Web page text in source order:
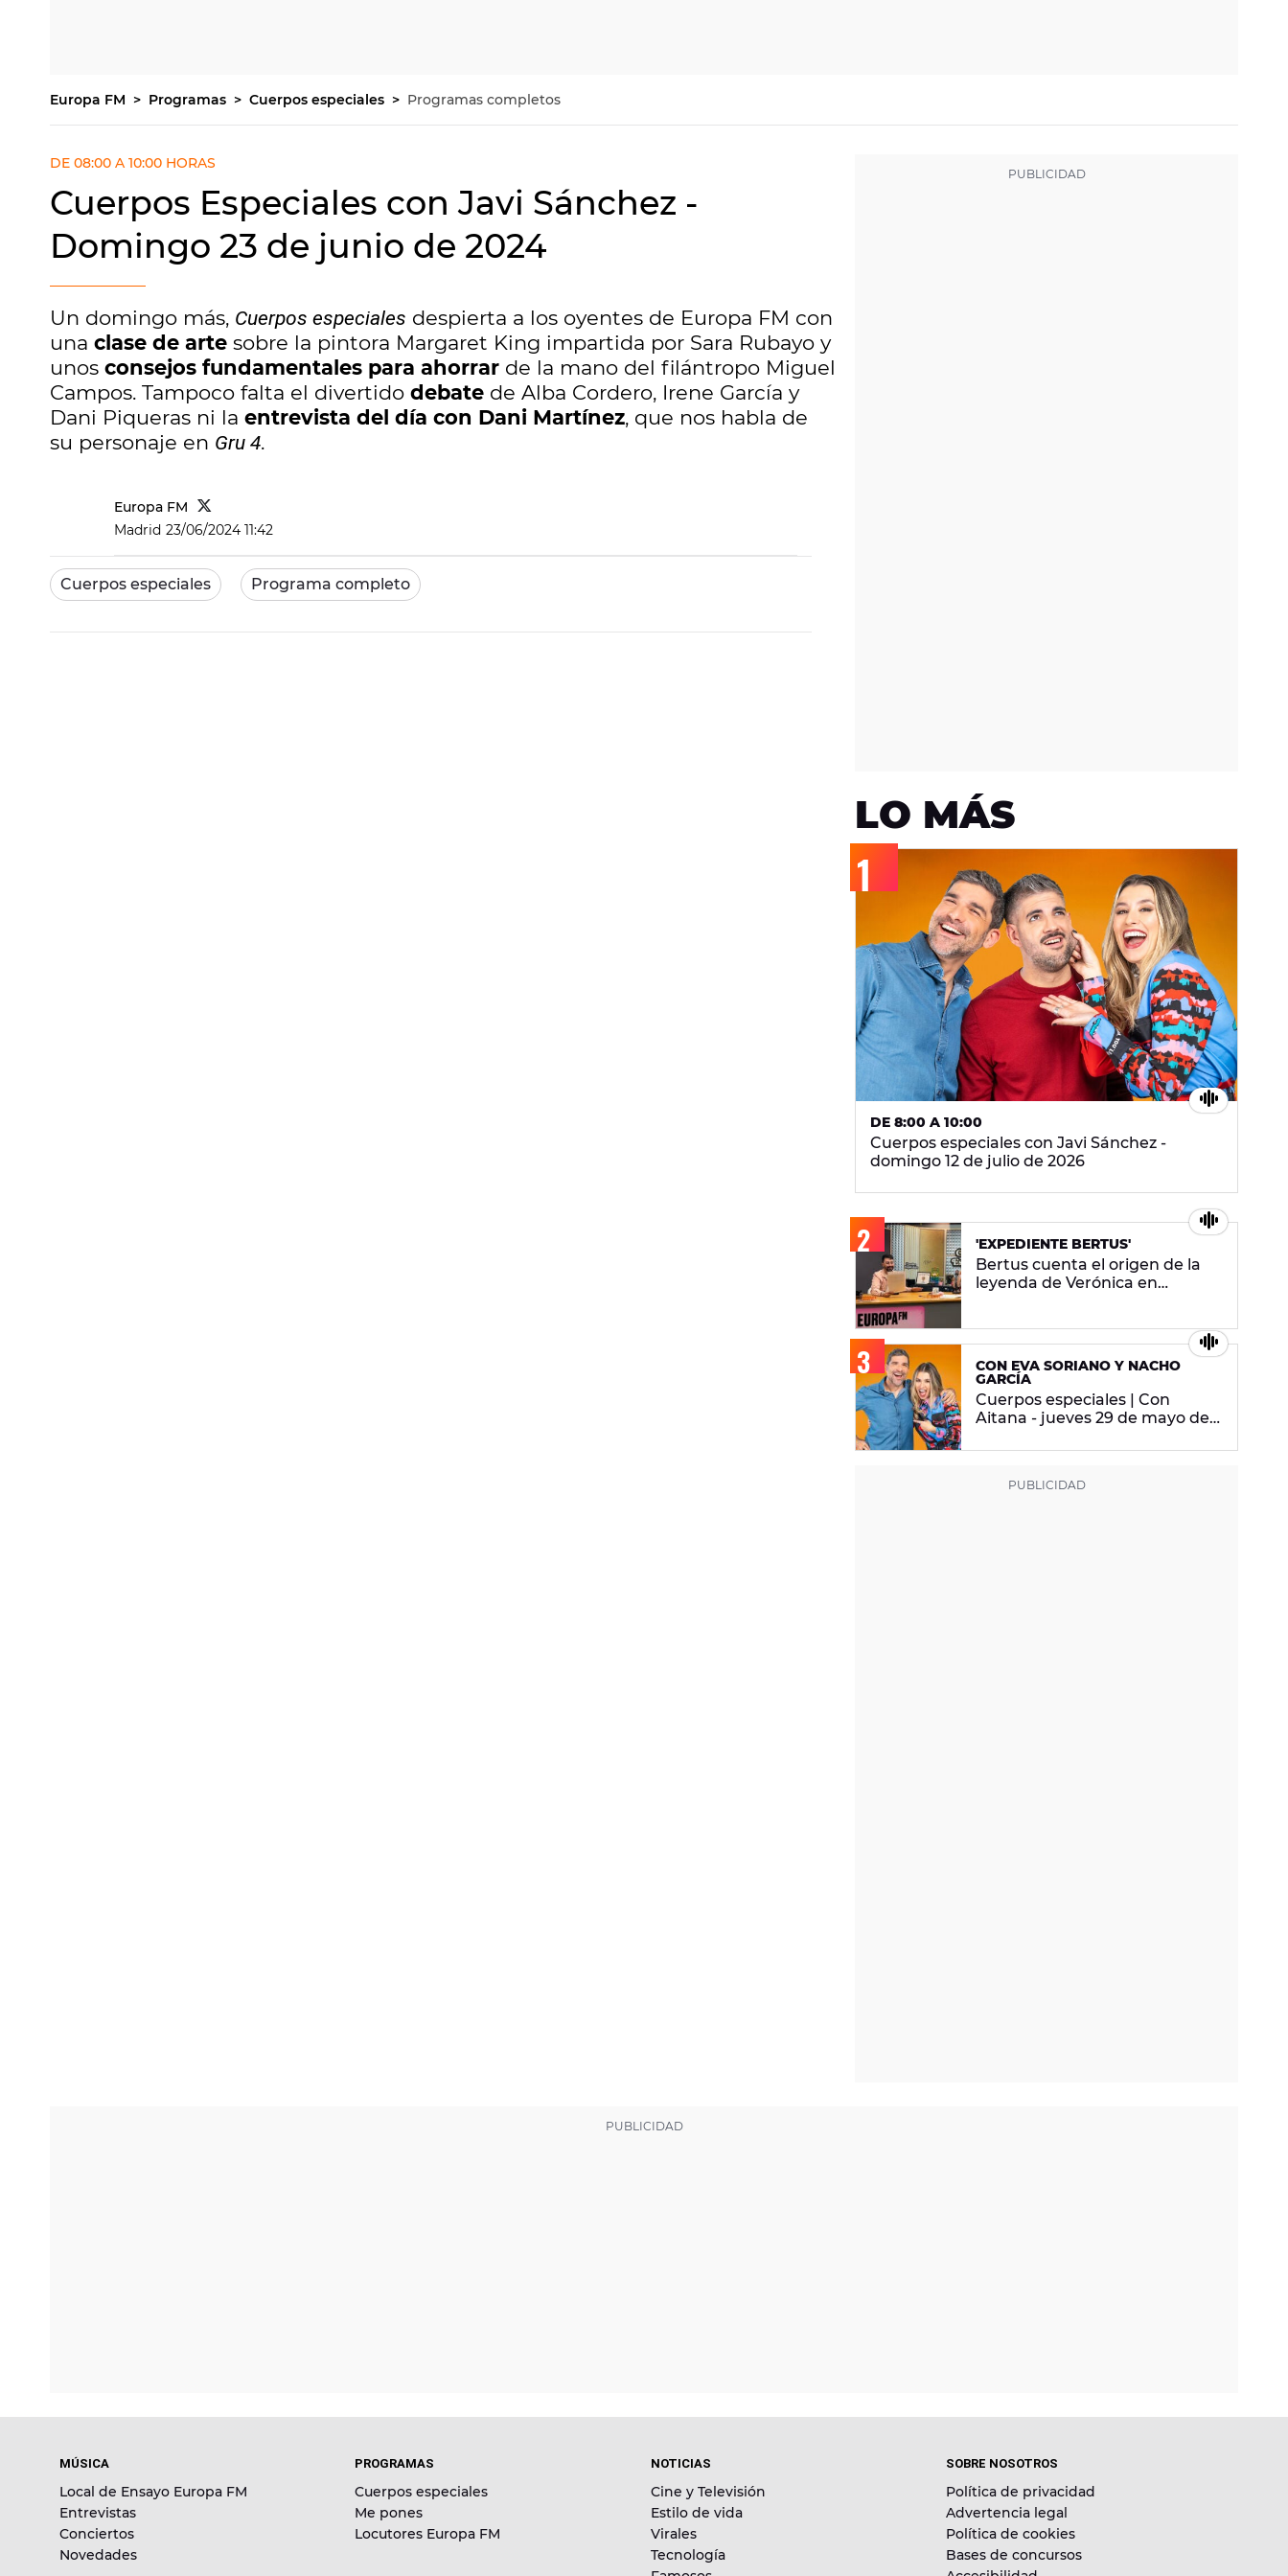
Europa FM Programas Cuerpos especiales Programas completos
DE 08:00 A 10:00 HORAS
Cuerpos Especiales con Javi Sánchez -
Domingo 23 de junio de 2024
Un domingo más, Cuerpos especiales despierta a los oyentes de Europa FM con
una clase de arte sobre la pintora Margaret King impartida por Sara Rubayo y
unos consejos fundamentales para ahorrar de la mano del filántropo Miguel
Campos. Tampoco falta el divertido debate de Alba Cordero, Irene García y
Dani Piqueras ni la entrevista del día con Dani Martínez, que nos habla de
su personaje en Gru 4.
Europa FM
Madrid 23/06/2024 11:42
Cuerpos especiales Programa completo
LO MÁS
DE 8:00 A 10:00
Cuerpos especiales con Javi Sánchez -
domingo 12 de julio de 2026
'EXPEDIENTE BERTUS'
Bertus cuenta el origen de la
leyenda de Verónica en
CON EVA SORIANO Y NACHO
GARCÍA
Cuerpos especiales | Con
Aitana - jueves 29 de mayo de
MÚSICA
Local de Ensayo Europa FM
Entrevistas
Conciertos
Novedades
PROGRAMAS
Cuerpos especiales
Me pones
Locutores Europa FM
NOTICIAS
Cine y Televisión
Estilo de vida
Virales
Tecnología
SOBRE NOSOTROS
Política de privacidad
Advertencia legal
Política de cookies
Bases de concursos